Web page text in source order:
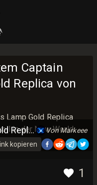
Captain
Replica von
Lamp Gold Replica
in der New World
1
Captain Quicksilvers Lamp Gold Replica
Von Markeee
Item
Link kopieren